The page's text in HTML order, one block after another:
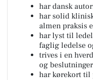
har dansk
har solid
almen praksis
har lyst til
faglig ledelse
trives i en
og
har kørekort til